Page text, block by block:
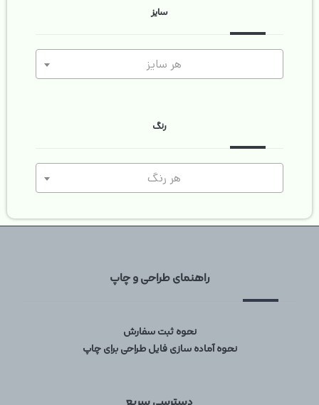
سایز
هر سایز
رنگ
هر رنگ
راهنمای طراحی و چاپ
نحوه ثبت سفارش
نحوه آماده سازی فایل طراحی برای چاپ